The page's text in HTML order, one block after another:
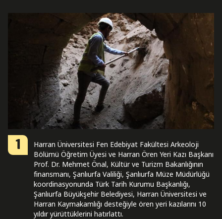
1
Harran Üniversitesi Fen Edebiyat Fakültesi Arkeoloji
Bölümü Öğretim Üyesi ve Harran Ören Yeri Kazı Başkanı
Prof. Dr. Mehmet Önal, Kültür ve Turizm Bakanlığının
finansmanı, Şanlıurfa Valiliği, Şanlıurfa Müze Müdürlüğü
koordinasyonunda Türk Tarih Kurumu Başkanlığı,
Şanlıurfa Büyükşehir Belediyesi, Harran Üniversitesi ve
Harran Kaymakamlığı desteğiyle ören yeri kazılarını 10
yıldır yürüttüklerini hatırlattı.